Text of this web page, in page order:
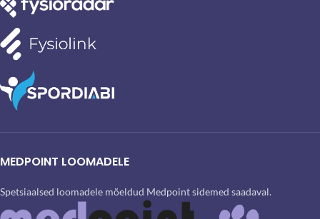
MEDPOINT LOOMADELE
Spetsiaalsed loomadele mõeldud Medpoint sidemed saadaval.